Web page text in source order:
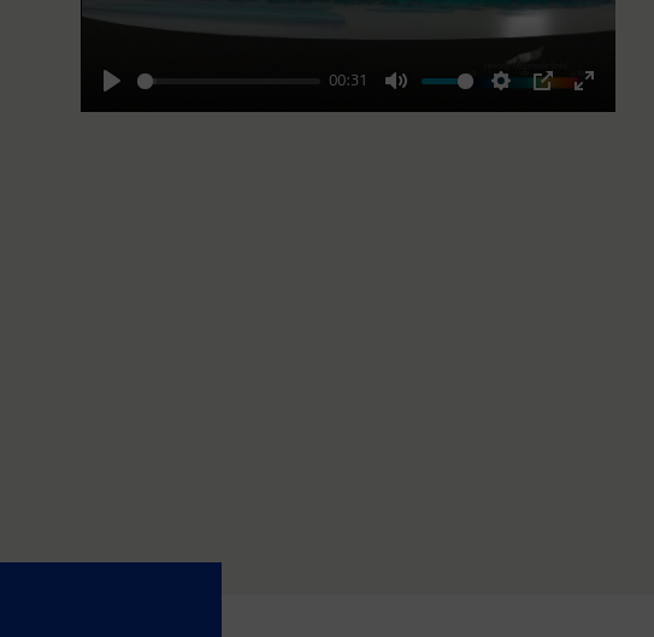
Play
00:31
Mute Settings
PIP
Enter